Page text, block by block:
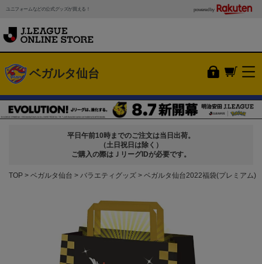
ユニフォームなどの公式グッズが買える！ powered by
ベガルタ仙台
平日午前10時までのご注文は当日出荷。
（土日祝日は除く）
ご購入の際はＪリーグIDが必要です。
TOP ベガルタ仙台 バラエティグッズ ベガルタ仙台2022福袋(プレミアム)